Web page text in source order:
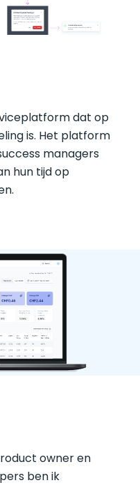
dat op
is. Het platform
managers
hun tijd op
owner en
ben ik